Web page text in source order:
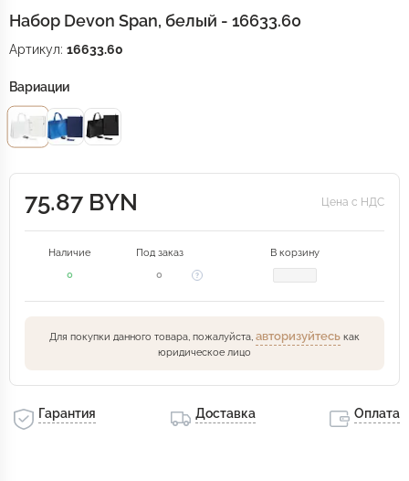
Набор Devon Span, белый - 16633.60
Артикул: 16633.60
Вариации
75.87 BYN Цена с НДС
Наличие Под заказ
В корзину
0
0
Для покупки данного товара, пожалуйста, авторизуйтесь как
юридическое лицо
Гарантия Доставка Оплата